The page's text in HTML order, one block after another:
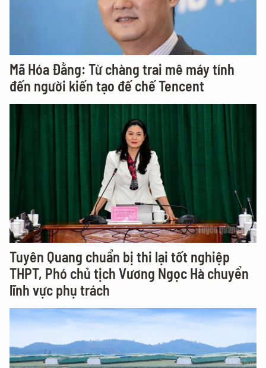
Mã Hóa Đằng: Từ chàng trai mê máy tính
đến người kiến tạo đế chế Tencent
Tuyên Quang chuẩn bị thi lại tốt nghiệp
THPT, Phó chủ tịch Vương Ngọc Hà chuyển
lĩnh vực phụ trách